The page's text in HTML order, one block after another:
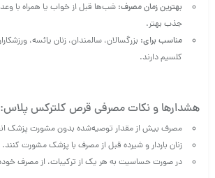
بهترین زمان مصرف: شب‌ها قبل از خواب یا همراه با
جذب بهتر.
مناسب برای: بزرگسالان، سالمندان، زنان یائسه،
کلسیم دارند.
هشدارها و نکات مصرفی قرص کلترکس پلاس:
مصرف بیش از مقدار توصیه‌شده بدون مشورت پزشک
زنان باردار و شیرده قبل از مصرف با پزشک مشورت کنند.
در صورت حساسیت به هر یک از ترکیبات، از مصرف